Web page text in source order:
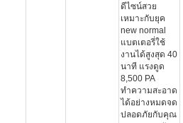
ดีไซน์สวย
เหมาะกับยุค
new normal
แบตเตอรี่ใช้
งานได้สูงสุด 40
นาที แรงดูด
8,500 PA
ทำความสะอาด
ได้อย่างหมดจด
ปลอดภัยกับคุณ